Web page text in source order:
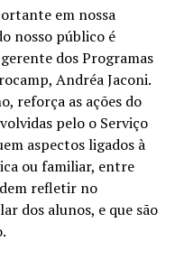
em nossa
nosso público é
dos Programas
Andréa Jaconi.
reforça as ações do
pelo o Serviço
aspectos ligados à
ou familiar, entre
refletir no
dos alunos, e que são